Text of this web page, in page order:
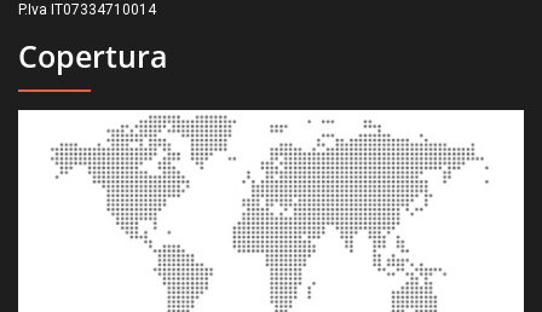
P.Iva IT07334710014
Copertura